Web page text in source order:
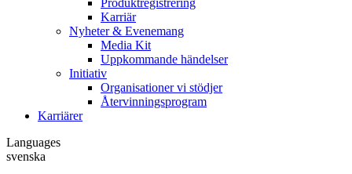
Produktregistrering
Karriär
Nyheter & Evenemang
Media Kit
Uppkommande händelser
Initiativ
Organisationer vi stödjer
Återvinningsprogram
Karriärer
Languages
svenska